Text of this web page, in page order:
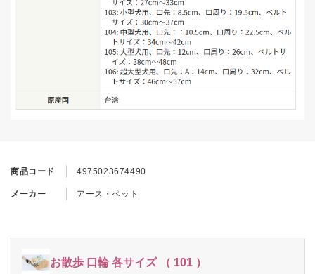
商品コード 4975023674490
メーカー アース・ペット
お散歩 口輪 各サイズ （ 101 ）